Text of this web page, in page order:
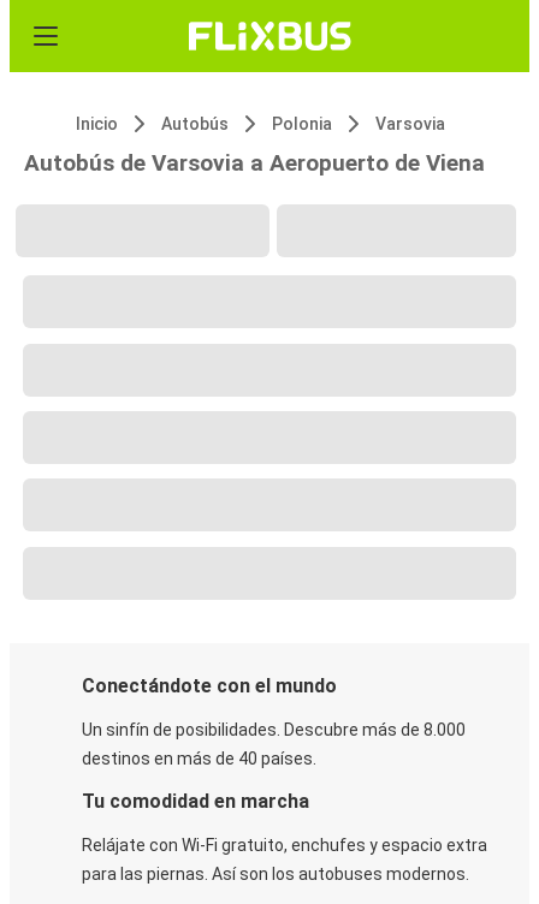
Inicio Autobús Polonia Varsovia
Autobús de Varsovia a Aeropuerto de Viena
Conectándote con el mundo
Un sinfín de posibilidades. Descubre más de 8.000
destinos en más de 40 países.
Tu comodidad en marcha
Relájate con Wi-Fi gratuito, enchufes y espacio extra
para las piernas. Así son los autobuses modernos.